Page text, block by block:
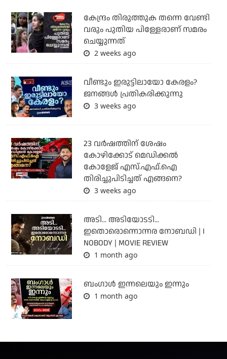
കേന്ദ്രം തിരുത്തുക തന്നെ വേണ്ടി
വരും പുതിയ പിള്ളേരാണ് സമരം
ചെയ്യുന്നത്
2 weeks ago
വീണ്ടും ഇരുട്ടിലായോ കേരളം?
ജനങ്ങൾ പ്രതികരിക്കുന്നു
3 weeks ago
23 വർഷത്തിന് ശേഷം
കോഴിക്കോട് മെഡിക്കൽ
കോളേജ് എസ്.എഫ്.ഐ
തിരിച്ചുപിടിച്ചത് എങ്ങനെ?
3 weeks ago
അടി... അടിയോടടി...
ഇതൊരൊന്നൊന്നര നോബഡി | I
NOBODY | MOVIE REVIEW
1 month ago
ബംഗാള്‍ ഇന്നലെയും ഇന്നും
1 month ago